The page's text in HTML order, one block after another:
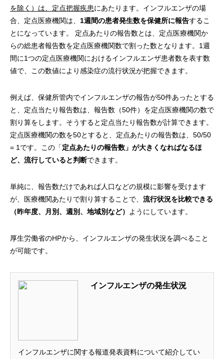
を除く）は、定点把握疾患にあたります。インフルエンザの場
合、定点医療機関は、 1週間の患者発生数を保健所に報告するこ
とになっています。 定点あたりの報告数とは、定点医療機関か
らの総患者報告数を定点医療機関数で割った数となります。1週
間に1つの定点医療機関におけるインフルエンザ患者数を表す数
値で、この数値により感染症の流行状況が把握できます。
例えば、保健所管内でインフルエンザの報告が50件あったとする
と、定点当たり報告数は、報告数（50件）を定点医療機関の数で
割り算をします。そうすると定点当たり報告数が計算できます。
定点医療機関の数を50とすると、定点あたりの報告数は、50/50
= 1です。この「定点あたりの報告数」が大きくなればなるほ
ど、流行していると判断できます。
単純に、報告数だけであれば人口などの規模に影響を受けます
が、医療機関あたりで割り算することで、 流行状況を比較できる
（昨年度、月別、週別、地域別など）
ようにしています。
厚生労働省のHPから、インフルエンザの発生状況を調べること
が可能です。
インフルエンザの発生状況
インフルエンザに関する報道発表資料について紹介してい